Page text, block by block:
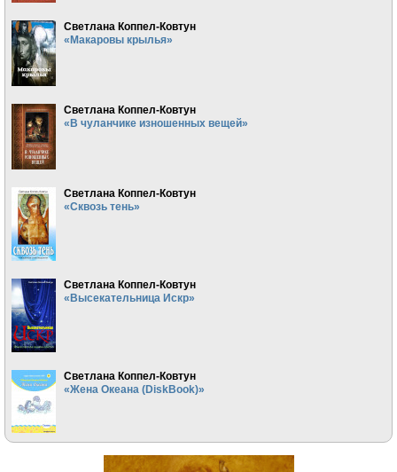
Светлана Коппел-Ковтун
«Макаровы крылья»
Светлана Коппел-Ковтун
«В чуланчике изношенных вещей»
Светлана Коппел-Ковтун
«Сквозь тень»
Светлана Коппел-Ковтун
«Высекательница Искр»
Светлана Коппел-Ковтун
«Жена Океана (DiskBook)»